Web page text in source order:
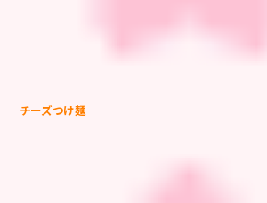
チーズつけ麺